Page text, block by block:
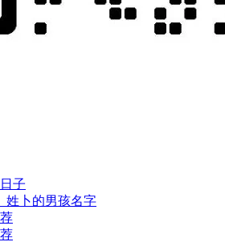
子
姓卜的男孩名字